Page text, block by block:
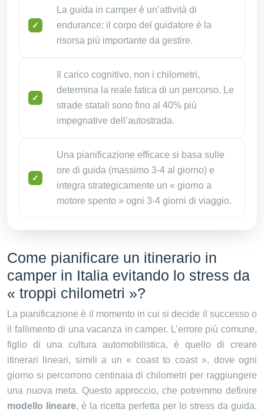
La guida in camper è un’attività di
endurance: il corpo del guidatore è la
risorsa più importante da gestire.
Il carico cognitivo, non i chilometri,
determina la reale fatica di un percorso. Le
strade statali sono fino al 40% più
impegnative dell’autostrada.
Una pianificazione efficace si basa sulle
ore di guida (massimo 3-4 al giorno) e
integra strategicamente un « giorno a
motore spento » ogni 3-4 giorni di viaggio.
Come pianificare un itinerario in
camper in Italia evitando lo stress da
« troppi chilometri »?
La pianificazione è il momento in cui si decide il successo o
il fallimento di una vacanza in camper. L’errore più comune,
figlio di una cultura automobilistica, è quello di creare
itinerari lineari, simili a un « coast to coast », dove ogni
giorno si percorrono centinaia di chilometri per raggiungere
una nuova meta. Questo approccio, che potremmo definire
modello lineare, è la ricetta perfetta per lo stress da guida.